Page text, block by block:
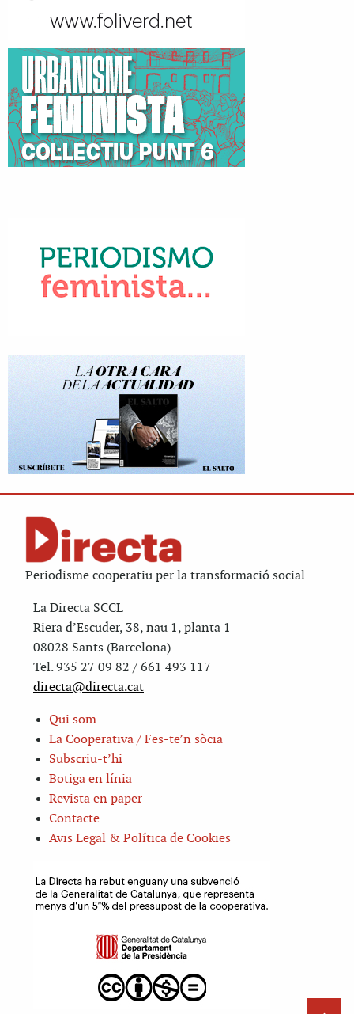
Periodisme cooperatiu per la transformació social
La Directa SCCL
Riera d’Escuder, 38, nau 1, planta 1
08028 Sants (Barcelona)
Tel. 935 27 09 82 / 661 493 117
directa@directa.cat
Qui som
La Cooperativa / Fes-te’n sòcia
Subscriu-t’hi
Botiga en línia
Revista en paper
Contacte
Avis Legal & Política de Cookies